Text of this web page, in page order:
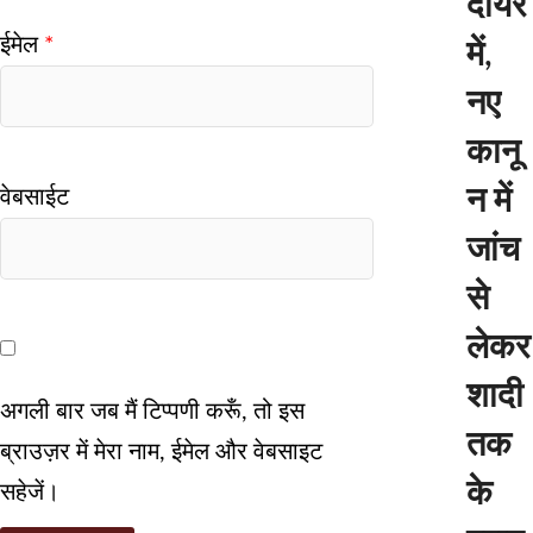
ईमेल *
वेबसाईट
अगली बार जब मैं टिप्पणी करूँ, तो इस
ब्राउज़र में मेरा नाम, ईमेल और वेबसाइट
सहेजें।
में,
नए
कानू
न में
जांच
से
लेकर
शादी
तक
के